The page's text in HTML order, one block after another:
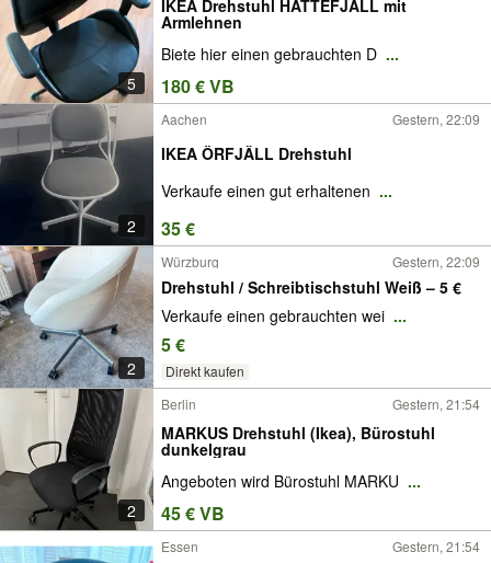
5
IKEA Drehstuhl HATTEFJÄLL mit
Armlehnen
Biete hier einen gebrauchten D ...
180 € VB
2
Aachen Gestern, 22:09
IKEA ÖRFJÄLL Drehstuhl
Verkaufe einen gut erhaltenen ...
35 €
2
Würzburg Gestern, 22:09
Drehstuhl / Schreibtischstuhl Weiß – 5 €
Verkaufe einen gebrauchten wei ...
5 €
Direkt kaufen
2
Berlin Gestern, 21:54
MARKUS Drehstuhl (Ikea), Bürostuhl
dunkelgrau
Angeboten wird Bürostuhl MARKU ...
45 € VB
Essen Gestern, 21:54